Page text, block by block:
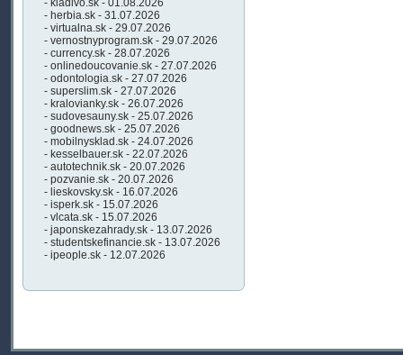
- kladivo.sk - 01.08.2026
- herbia.sk - 31.07.2026
- virtualna.sk - 29.07.2026
- vernostnyprogram.sk - 29.07.2026
- currency.sk - 28.07.2026
- onlinedoucovanie.sk - 27.07.2026
- odontologia.sk - 27.07.2026
- superslim.sk - 27.07.2026
- kralovianky.sk - 26.07.2026
- sudovesauny.sk - 25.07.2026
- goodnews.sk - 25.07.2026
- mobilnysklad.sk - 24.07.2026
- kesselbauer.sk - 22.07.2026
- autotechnik.sk - 20.07.2026
- pozvanie.sk - 20.07.2026
- lieskovsky.sk - 16.07.2026
- isperk.sk - 15.07.2026
- vlcata.sk - 15.07.2026
- japonskezahrady.sk - 13.07.2026
- studentskefinancie.sk - 13.07.2026
- ipeople.sk - 12.07.2026